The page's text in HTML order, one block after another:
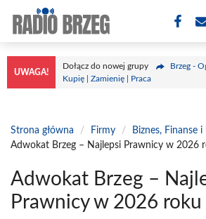
treści
UWAGA!
Dołącz do nowej grupy
Brzeg -
Kupię | Zamienię | Praca
Strona główna / Firmy / Biznes, Finanse
Adwokat Brzeg – Najlepsi Prawnicy w 2026
Adwokat Brzeg –
Prawnicy w 2026 roku